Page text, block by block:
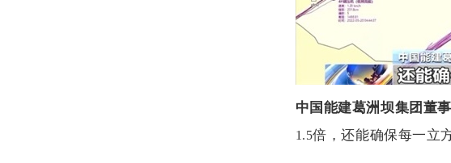
中国能建葛洲坝集团董
1.5倍，还能确保每一立